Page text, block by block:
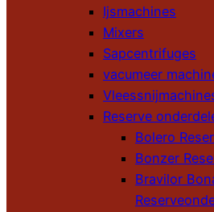
Ijsmachines
Mixers
Sapcentrifuges
vacumeer
Reserve
Bolero
Bonzer
Bravilor